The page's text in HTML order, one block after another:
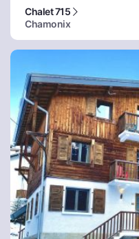
Chalet 715
Chamonix